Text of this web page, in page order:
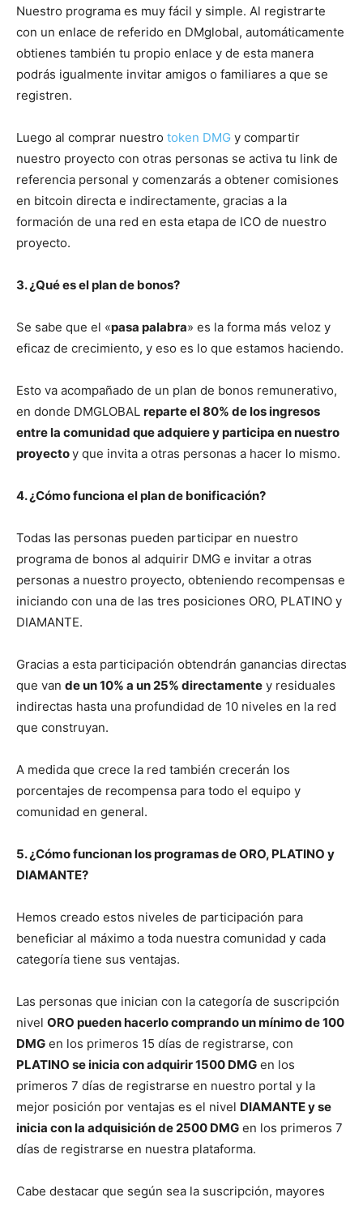
Nuestro programa es muy fácil y simple. Al registrarte
con un enlace de referido en DMglobal, automáticamente
obtienes también tu propio enlace y de esta manera
podrás igualmente invitar amigos o familiares a que se
registren.
Luego al comprar nuestro token DMG y compartir
nuestro proyecto con otras personas se activa tu link de
referencia personal y comenzarás a obtener comisiones
en bitcoin directa e indirectamente, gracias a la
formación de una red en esta etapa de ICO de nuestro
proyecto.
3. ¿Qué es el plan de bonos?
Se sabe que el «pasa palabra» es la forma más veloz y
eficaz de crecimiento, y eso es lo que estamos haciendo.
Esto va acompañado de un plan de bonos remunerativo,
en donde DMGLOBAL reparte el 80% de los ingresos
entre la comunidad que adquiere y participa en nuestro
proyectoy que invita a otras personas a hacer lo mismo.
4. ¿Cómo funciona el plan de bonificación?
Todas las personas pueden participar en nuestro
programa de bonos al adquirir DMG e invitar a otras
personas a nuestro proyecto, obteniendo recompensas e
iniciando con una de las tres posiciones ORO, PLATINO y
DIAMANTE.
Gracias a esta participación obtendrán ganancias directas
que van de un 10% a un 25% directamente y residuales
indirectas hasta una profundidad de 10 niveles en la red
que construyan.
A medida que crece la red también crecerán los
porcentajes de recompensa para todo el equipo y
comunidad en general.
5. ¿Cómo funcionan los programas de ORO, PLATINO y
DIAMANTE?
Hemos creado estos niveles de participación para
beneficiar al máximo a toda nuestra comunidad y cada
categoría tiene sus ventajas.
Las personas que inician con la categoría de suscripción
nivel ORO pueden hacerlo comprando un mínimo de 100
DMG en los primeros 15 días de registrarse, con
PLATINO se inicia con adquirir 1500 DMG en los
primeros 7 días de registrarse en nuestro portal y la
mejor posición por ventajas es el nivel DIAMANTE y se
inicia con la adquisición de 2500 DMG en los primeros 7
días de registrarse en nuestra plataforma.
Cabe destacar que según sea la suscripción, mayores